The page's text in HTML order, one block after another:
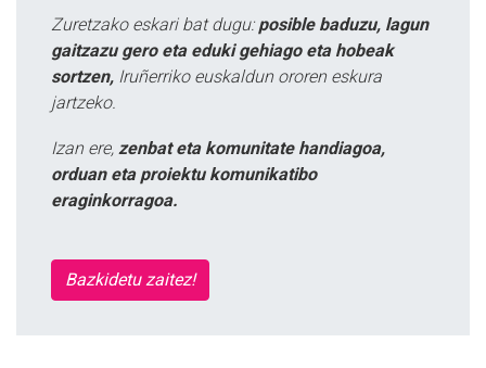
Zuretzako eskari bat dugu: posible baduzu, lagun
gaitzazu gero eta eduki gehiago eta hobeak
sortzen, Iruñerriko euskaldun ororen eskura
jartzeko.
Izan ere, zenbat eta komunitate handiagoa,
orduan eta proiektu komunikatibo
eraginkorragoa.
Bazkidetu zaitez!